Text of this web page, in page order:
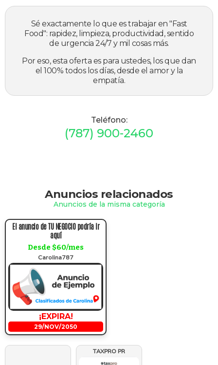
Sé exactamente lo que es trabajar en "Fast
Food": rapidez, limpieza, productividad, sentido
de urgencia 24/7 y mil cosas más.
Por eso, esta oferta es para ustedes, los que dan
el 100% todos los días, desde el amor y la
empatía.
Teléfono:
(787) 900-2460
Anuncios relacionados
Anuncios de la misma categoría
El anuncio de TU NEGOCIO podría ir
aquí
Desde $60/mes
Carolina787
¡EXPIRA!
29/NOV/2050
TAXPRO PR